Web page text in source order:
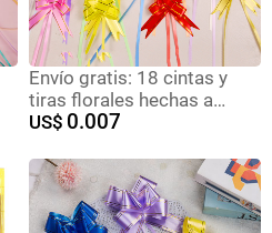
Envío gratis: 18 cintas y
tiras florales hechas a
mano para cajas de regalo
envoltorios de regalos,
decoraciones de lazos con
borde dorado al por mayor.
US$ 0.007